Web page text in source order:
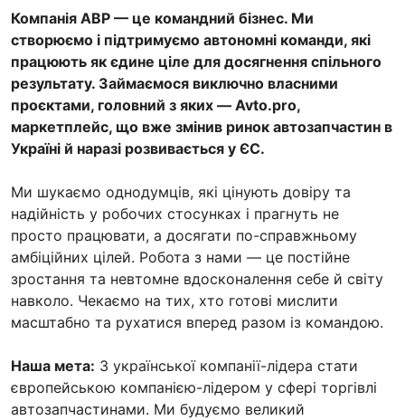
Компанія ABP — це командний бізнес. Ми
створюємо і підтримуємо автономні команди, які
працюють як єдине ціле для досягнення спільного
результату. Займаємося виключно власними
проєктами, головний з яких — Avto.pro,
маркетплейс, що вже змінив ринок автозапчастин в
Україні й наразі розвивається у ЄС.
Ми шукаємо однодумців, які цінують довіру та
надійність у робочих стосунках і прагнуть не
просто працювати, а досягати по-справжньому
амбіційних цілей. Робота з нами — це постійне
зростання та невтомне вдосконалення себе й світу
навколо. Чекаємо на тих, хто готові мислити
масштабно та рухатися вперед разом із командою.
Наша мета: З української компанії-лідера стати
європейською компанією-лідером у сфері торгівлі
автозапчастинами. Ми будуємо великий